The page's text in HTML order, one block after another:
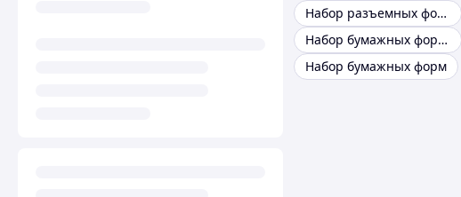
Набор разъемных форм
Набор бумажных форм для выпечки
Набор бумажных форм